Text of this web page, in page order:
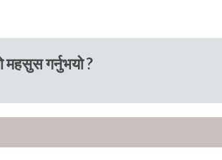
महसुस गर्नुभयो ?